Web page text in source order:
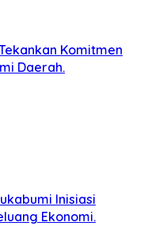
Komitmen
Daerah.
Inisiasi
Ekonomi.